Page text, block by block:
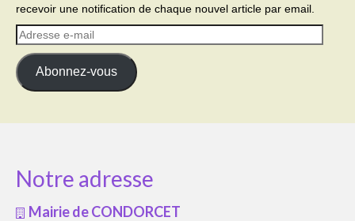
recevoir une notification de chaque nouvel article par email.
Adresse
e-
mail
Abonnez-vous
Notre adresse
Mairie de CONDORCET